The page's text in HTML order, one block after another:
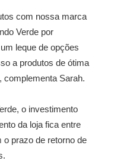
com nossa marca
Verde por
leque de opções
a produtos de ótima
complementa Sarah.
o investimento
da loja fica entre
o prazo de retorno de